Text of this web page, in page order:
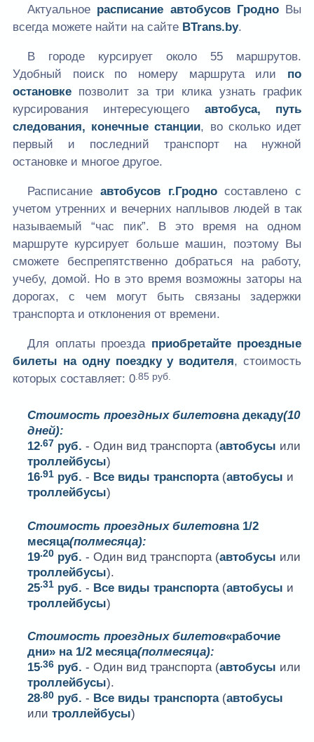
Актуальное расписание автобусов ГродноВы
всегда можете найти на сайте BTrans.by.
В городе курсирует около 55 маршрутов.
Удобный поиск по номеру маршрута или по
остановке позволит за три клика узнать график
курсирования интересующего автобуса, путь
следования, конечные станции, во сколько идет
первый и последний транспорт на нужной
остановке и многое другое.
Расписание автобусов г.Гродносоставлено с
учетом утренних и вечерних наплывов людей в так
называемый “час пик”. В это время на одном
маршруте курсирует больше машин, поэтому Вы
сможете беспрепятственно добраться на работу,
учебу, домой. Но в это время возможны заторы на
дорогах, с чем могут быть связаны задержки
транспорта и отклонения от времени.
Для оплаты проезда приобретайте проездные
билеты на одну поездку у водителя, стоимость
которых составляет: 0 .85 руб.
Стоимость проездных билетовна декаду(10
дней):
12.67 руб. - Один вид транспорта (автобусы или
троллейбусы)
16.91 руб. - Все виды транспорта(автобусы и
троллейбусы)
Стоимость проездных билетовна 1/2
месяца(полмесяца):
19.20 руб. - Один вид транспорта (автобусы или
троллейбусы).
25.31 руб. - Все виды транспорта(автобусы и
троллейбусы)
Стоимость проездных билетов«рабочие
дни» на 1/2 месяца(полмесяца):
15.36 руб. - Один вид транспорта (автобусы или
троллейбусы).
28.80 руб. - Все виды транспорта(автобусы
илитроллейбусы)